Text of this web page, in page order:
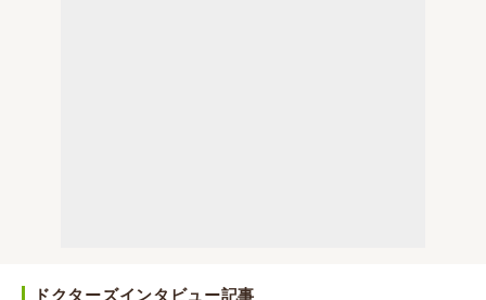
ドクターズインタビュー記事